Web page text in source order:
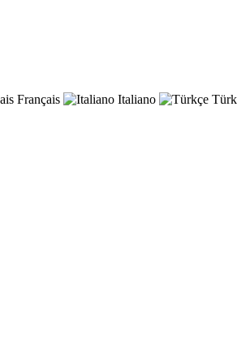
Français Italiano